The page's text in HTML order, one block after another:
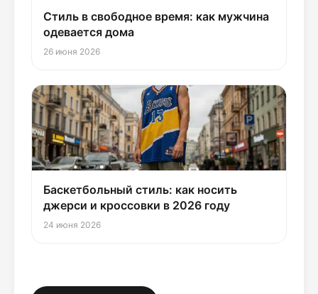
Стиль в свободное время: как мужчина
одевается дома
26 июня 2026
Баскетбольный стиль: как носить
джерси и кроссовки в 2026 году
24 июня 2026